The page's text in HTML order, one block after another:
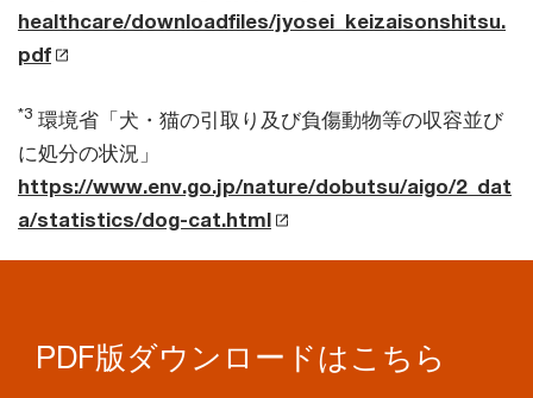
healthcare/downloadfiles/jyosei_keizaisonshitsu.
pdf
*3 環境省「犬・猫の引取り及び負傷動物等の収容並び
に処分の状況」
https://www.env.go.jp/nature/dobutsu/aigo/2_dat
a/statistics/dog-cat.html
PDF版ダウンロードはこちら